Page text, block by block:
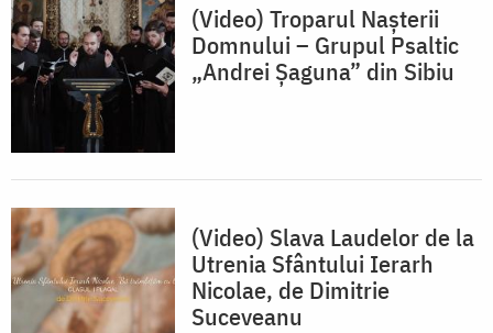
(Video) Troparul Nașterii
Domnului – Grupul Psaltic
„Andrei Șaguna” din Sibiu
(Video) Slava Laudelor de la
Utrenia Sfântului Ierarh
Nicolae, de Dimitrie
Suceveanu